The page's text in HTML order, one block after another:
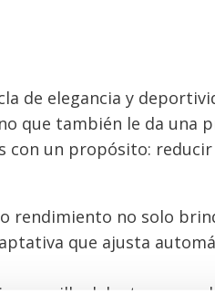
de elegancia y
que también le da una
con un propósito:
rendimiento no solo
que ajusta
parrilla delantera con